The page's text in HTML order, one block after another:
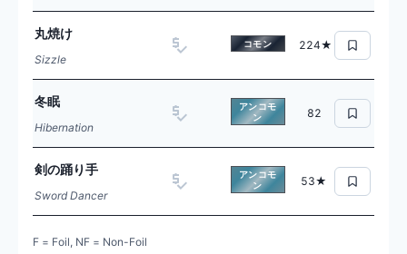
丸焼け
Sizzle
コモン 224★
冬眠
Hibernation
アンコモ
ン
82
剣の踊り手
Sword Dancer
アンコモ
ン
53★
F = Foil, NF = Non-Foil